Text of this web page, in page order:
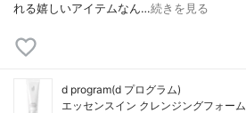
れる嬉しいアイテムなん…続きを見る
d program(d プログラム)
エッセンスイン クレンジングフォーム